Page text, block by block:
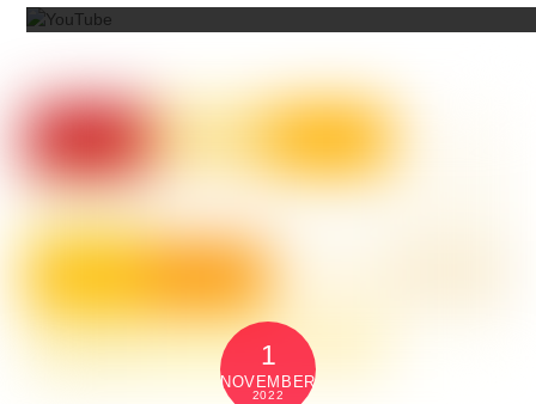
1
NOVEMBER
2022